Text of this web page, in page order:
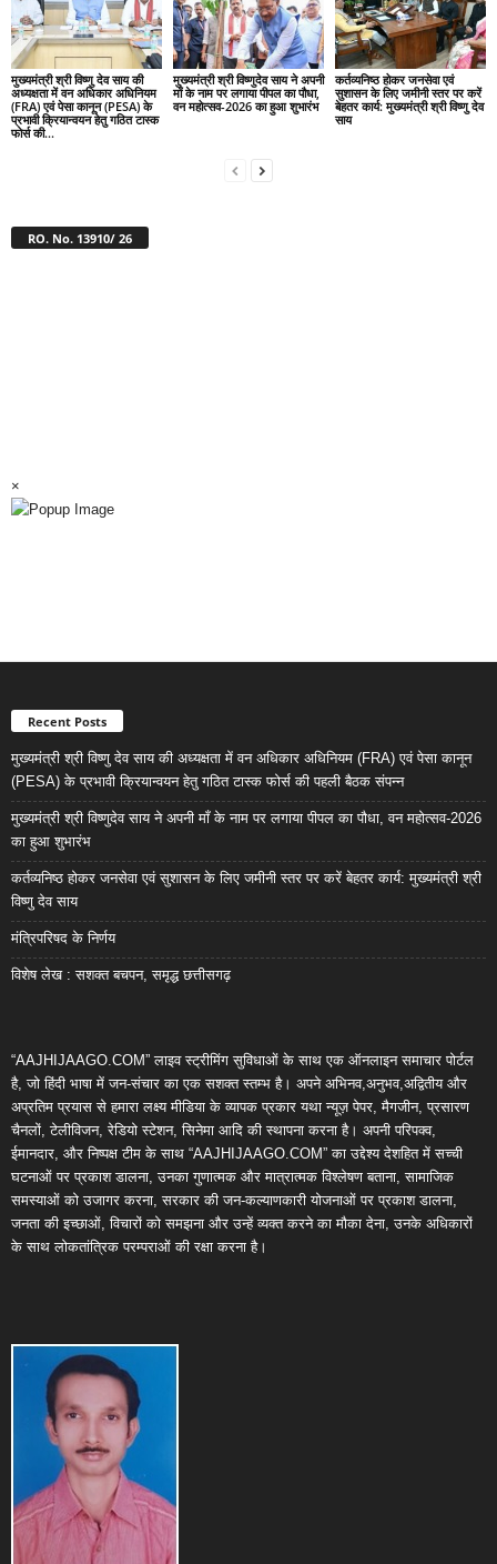
मुख्यमंत्री श्री विष्णु देव साय की
अध्यक्षता में वन अधिकार अधिनियम
(FRA) एवं पेसा कानून (PESA) के
प्रभावी क्रियान्वयन हेतु गठित टास्क
फोर्स की...
मुख्यमंत्री श्री विष्णुदेव साय ने अपनी
माँ के नाम पर लगाया पीपल का पौधा,
वन महोत्सव-2026 का हुआ शुभारंभ
कर्तव्यनिष्ठ होकर जनसेवा एवं
सुशासन के लिए जमीनी स्तर पर करें
बेहतर कार्य: मुख्यमंत्री श्री विष्णु देव
साय
RO. No. 13910/ 26
×
Recent Posts
मुख्यमंत्री श्री विष्णु देव साय की अध्यक्षता में वन अधिकार अधिनियम (FRA) एवं पेसा कानून
(PESA) के प्रभावी क्रियान्वयन हेतु गठित टास्क फोर्स की पहली बैठक संपन्न
मुख्यमंत्री श्री विष्णुदेव साय ने अपनी माँ के नाम पर लगाया पीपल का पौधा, वन महोत्सव-2026
का हुआ शुभारंभ
कर्तव्यनिष्ठ होकर जनसेवा एवं सुशासन के लिए जमीनी स्तर पर करें बेहतर कार्य: मुख्यमंत्री श्री
विष्णु देव साय
मंत्रिपरिषद के निर्णय
विशेष लेख : सशक्त बचपन, समृद्ध छत्तीसगढ़
“AAJHIJAAGO.COM” लाइव स्ट्रीमिंग सुविधाओं के साथ एक ऑनलाइन समाचार पोर्टल
है, जो हिंदी भाषा में जन-संचार का एक सशक्त स्तम्भ है। अपने अभिनव,अनुभव,अद्वितीय और
अप्रतिम प्रयास से हमारा लक्ष्य मीडिया के व्यापक प्रकार यथा न्यूज़ पेपर, मैगजीन, प्रसारण
चैनलों, टेलीविजन, रेडियो स्टेशन, सिनेमा आदि की स्थापना करना है। अपनी परिपक्व,
ईमानदार, और निष्पक्ष टीम के साथ “AAJHIJAAGO.COM” का उद्देश्य देशहित में सच्ची
घटनाओं पर प्रकाश डालना, उनका गुणात्मक और मात्रात्मक विश्लेषण बताना, सामाजिक
समस्याओं को उजागर करना, सरकार की जन-कल्याणकारी योजनाओं पर प्रकाश डालना,
जनता की इच्छाओं, विचारों को समझना और उन्हें व्यक्त करने का मौका देना, उनके अधिकारों
के साथ लोकतांत्रिक परम्पराओं की रक्षा करना है।